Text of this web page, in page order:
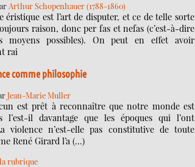
Arthur Schopenhauer (1788-1860)
éristique est l’art de disputer, et ce de telle sorte
raison, donc per fas et nefas (c’est-à-dire
moyens possibles). On peut en effet avoir
rai
comme philosophie
Jean-Marie Muller
est prêt à reconnaître que notre monde est
l’est-il davantage que les époques qui l’ont
violence n’est-elle pas constitutive de toute
René Girard l’a (…)
rubrique